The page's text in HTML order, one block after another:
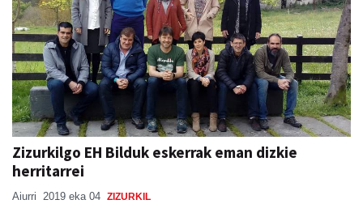
Zizurkilgo EH Bilduk eskerrak eman dizkie
herritarrei
Aiurri 2019 eka 04 ZIZURKIL